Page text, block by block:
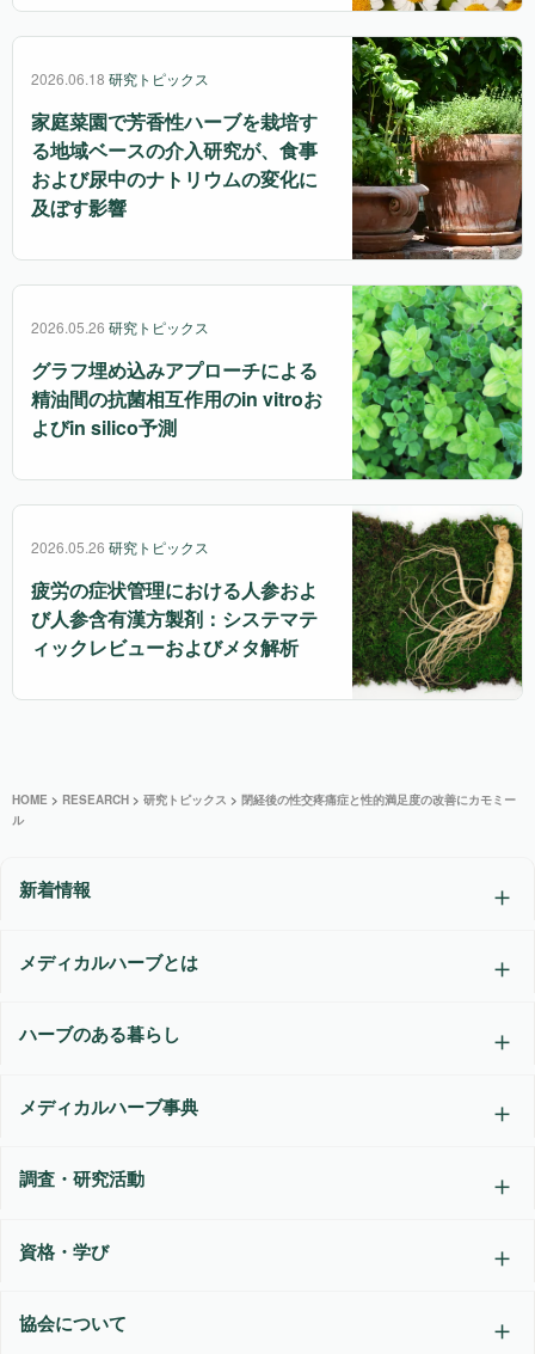
2026.06.18 研究トピックス
家庭菜園で芳香性ハーブを栽培す
る地域ベースの介入研究が、食事
および尿中のナトリウムの変化に
及ぼす影響
2026.05.26 研究トピックス
グラフ埋め込みアプローチによる
精油間の抗菌相互作用のin vitroお
よびin silico予測
2026.05.26 研究トピックス
疲労の症状管理における人参およ
び人参含有漢方製剤：システマテ
ィックレビューおよびメタ解析
HOME > RESEARCH > 研究トピックス > 閉経後の性交疼痛症と性的満足度の改善にカモミー
ル
新着情報
メディカルハーブとは
ハーブのある暮らし
メディカルハーブ事典
調査・研究活動
資格・学び
協会について